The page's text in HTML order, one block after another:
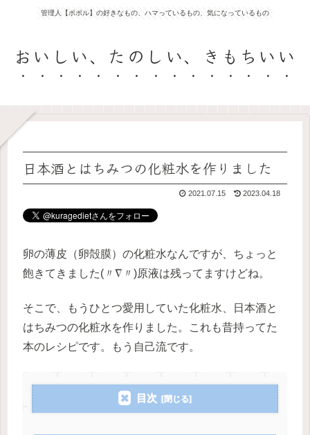
管理人【ポポル】の好きなもの、ハマっているもの、気になっているもの
おいしい、たのしい、きもちいい
日本酒とはちみつの化粧水を作りました
2021.07.15 2023.04.18
卵の薄皮（卵殻膜）の化粧水なんですが、ちょっと
飽きてきました(〃∇〃)原液は残ってますけどね。
そこで、もうひとつ愛用していた化粧水、日本酒と
はちみつの化粧水を作りました。これも昔持ってた
本のレシピです。もう自己流です。
目次